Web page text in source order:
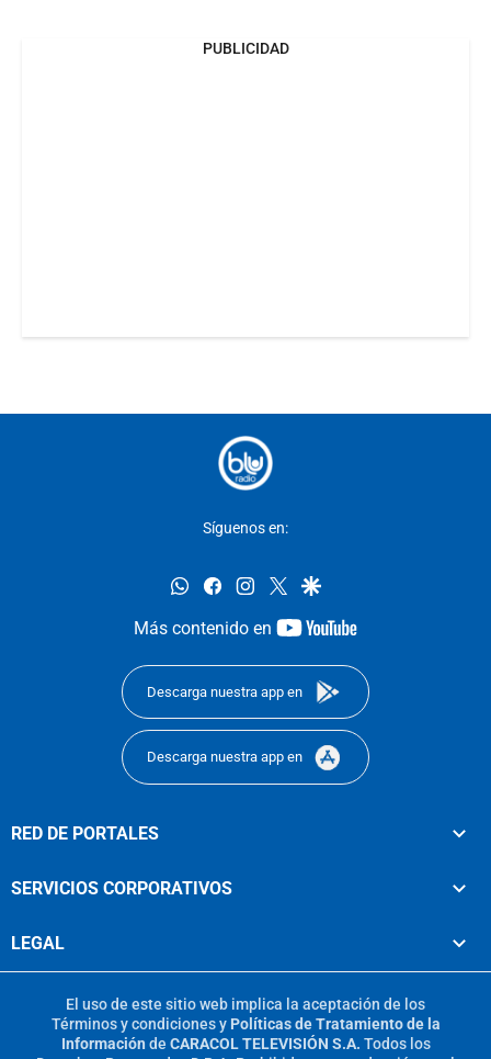
PUBLICIDAD
Síguenos en:
whatsappfacebookinstagram
twittergoogle
Más contenido en
youtube-
Descarga nuestra app en
Descarga nuestra app en
RED DE PORTALES
SERVICIOS CORPORATIVOS
LEGAL
El uso de este sitio web implica la aceptación de los
Términos y condicionesy Políticas de Tratamiento de la
Información de CARACOL TELEVISIÓN S.A. Todos los